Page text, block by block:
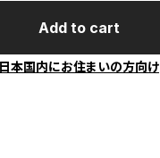
Add to cart
日本国内にお住まいの方向け